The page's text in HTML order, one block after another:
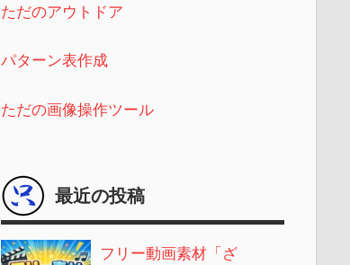
ただのアウトドア
パターン表作成
ただの画像操作ツール
最近の投稿
フリー動画素材「ざ